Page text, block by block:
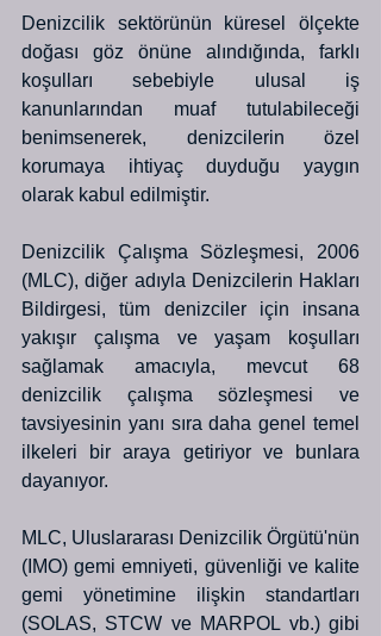
Denizcilik sektörünün küresel ölçekte
doğası göz önüne alındığında, farklı
koşulları sebebiyle ulusal iş
kanunlarından muaf tutulabileceği
benimsenerek, denizcilerin özel
korumaya ihtiyaç duyduğu yaygın
olarak kabul edilmiştir.
Denizcilik Çalışma Sözleşmesi, 2006
(MLC), diğer adıyla Denizcilerin Hakları
Bildirgesi, tüm denizciler için insana
yakışır çalışma ve yaşam koşulları
sağlamak amacıyla, mevcut 68
denizcilik çalışma sözleşmesi ve
tavsiyesinin yanı sıra daha genel temel
ilkeleri bir araya getiriyor ve bunlara
dayanıyor.
MLC, Uluslararası Denizcilik Örgütü'nün
(IMO) gemi emniyeti, güvenliği ve kalite
gemi yönetimine ilişkin standartları
(SOLAS, STCW ve MARPOL vb.) gibi